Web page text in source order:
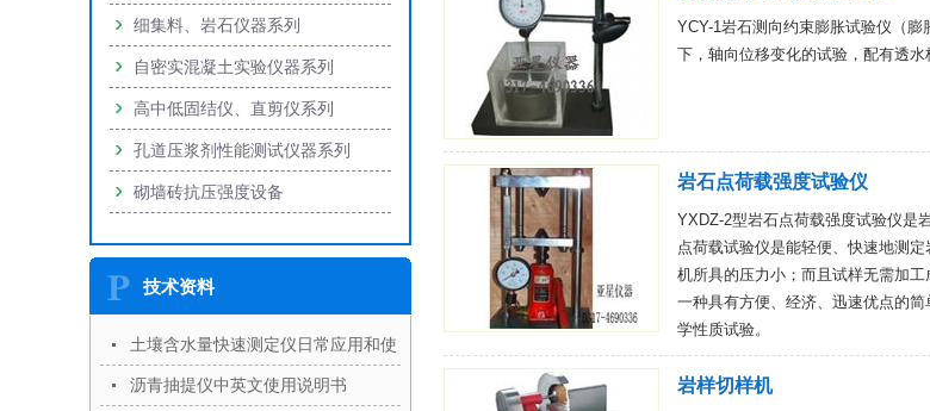
YCY-1岩石测向约束膨胀试验仪（
下，轴向位移变化的试验，配有透水
岩石点荷载强度试验仪
YXDZ-2型岩石点荷载强度试验仪是
点荷载试验仪是能轻便、快速地测
机所具的压力小；而且试样无需加
一种具有方便、经济、迅速优点的
学性质试验。
岩样切样机
细集料、岩石仪器系列
自密实混凝土实验仪器系列
高中低固结仪、直剪仪系列
孔道压浆剂性能测试仪器系列
砌墙砖抗压强度设备
技术资料
土壤含水量快速测定仪日常应用和使
用详解
沥青抽提仪中英文使用说明书